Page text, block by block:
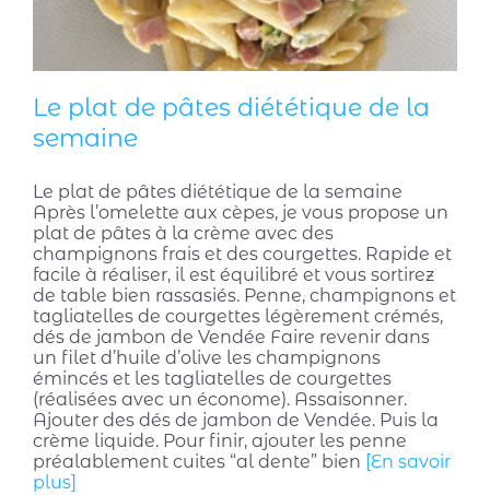
Le plat de pâtes diététique de la
semaine
Le plat de pâtes diététique de la semaine
Après l’omelette aux cèpes, je vous propose un
plat de pâtes à la crème avec des
champignons frais et des courgettes. Rapide et
facile à réaliser, il est équilibré et vous sortirez
de table bien rassasiés. Penne, champignons et
tagliatelles de courgettes légèrement crémés,
dés de jambon de Vendée Faire revenir dans
un filet d’huile d’olive les champignons
émincés et les tagliatelles de courgettes
(réalisées avec un économe). Assaisonner.
Ajouter des dés de jambon de Vendée. Puis la
crème liquide. Pour finir, ajouter les penne
préalablement cuites “al dente” bien [En savoir
plus]